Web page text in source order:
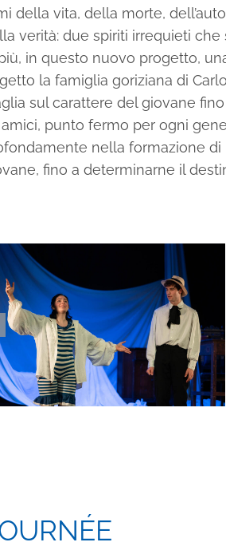
della vita, della morte,
verità: due spiriti irrequieti
in questo nuovo progetto,
la famiglia goriziana di
sul carattere del giovane
punto fermo per ogni
nella formazione
fino a determinarne il